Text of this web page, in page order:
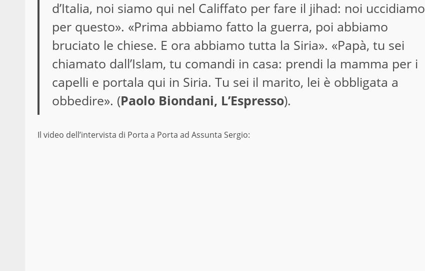
d’Italia, noi siamo qui nel Califfato per fare il jihad: noi uccidiamo
per questo». «Prima abbiamo fatto la guerra, poi abbiamo
bruciato le chiese. E ora abbiamo tutta la Siria». «Papà, tu sei
chiamato dall’Islam, tu comandi in casa: prendi la mamma per i
capelli e portala qui in Siria. Tu sei il marito, lei è obbligata a
obbedire». (Paolo Biondani, L’Espresso).
Il video dell’intervista di Porta a Porta ad Assunta Sergio: